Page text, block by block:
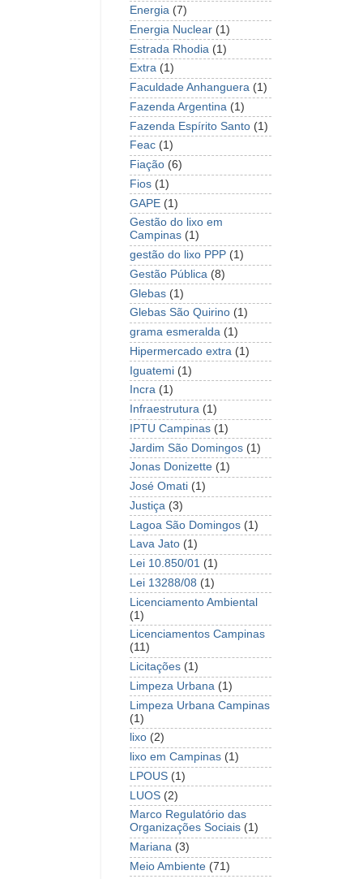
Energia (7)
Energia Nuclear (1)
Estrada Rhodia (1)
Extra (1)
Faculdade Anhanguera (1)
Fazenda Argentina (1)
Fazenda Espírito Santo (1)
Feac (1)
Fiação (6)
Fios (1)
GAPE (1)
Gestão do lixo em
Campinas (1)
gestão do lixo PPP (1)
Gestão Pública (8)
Glebas (1)
Glebas São Quirino (1)
grama esmeralda (1)
Hipermercado extra (1)
Iguatemi (1)
Incra (1)
Infraestrutura (1)
IPTU Campinas (1)
Jardim São Domingos (1)
Jonas Donizette (1)
José Omati (1)
Justiça (3)
Lagoa São Domingos (1)
Lava Jato (1)
Lei 10.850/01 (1)
Lei 13288/08 (1)
Licenciamento Ambiental
(1)
Licenciamentos Campinas
(11)
Licitações (1)
Limpeza Urbana (1)
Limpeza Urbana Campinas
(1)
lixo (2)
lixo em Campinas (1)
LPOUS (1)
LUOS (2)
Marco Regulatório das
Organizações Sociais (1)
Mariana (3)
Meio Ambiente (71)